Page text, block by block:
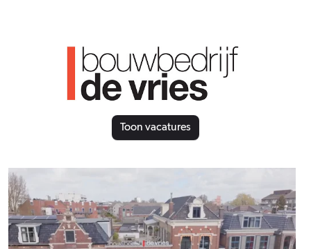
Toon vacatures